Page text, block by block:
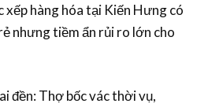
xếp hàng hóatại Kiến Hưng có
nhưng tiềm ẩn rủi ro lớn cho
đền: Thợbốc vácthời vụ,